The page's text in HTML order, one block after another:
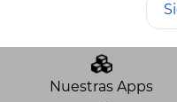
Nuestras Apps